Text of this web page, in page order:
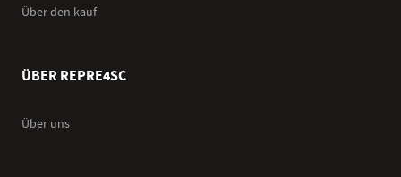
Über den kauf
ÜBER REPRE4SC
Über uns